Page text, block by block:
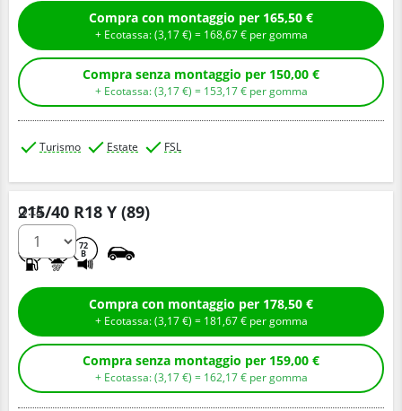
Compra con montaggio per 165,50 €
+ Ecotassa: (3,17€ ) = 168,67€ per gomma
Compra senza montaggio per 150,00 €
+ Ecotassa: (3,17€ ) = 153,17€ per gomma
Turismo Estate FSL
215/40 R18 Y (89)
72
B
Q.tà
Compra con montaggio per 178,50 €
+ Ecotassa: (3,17€ ) = 181,67€ per gomma
Compra senza montaggio per 159,00 €
+ Ecotassa: (3,17€ ) = 162,17€ per gomma